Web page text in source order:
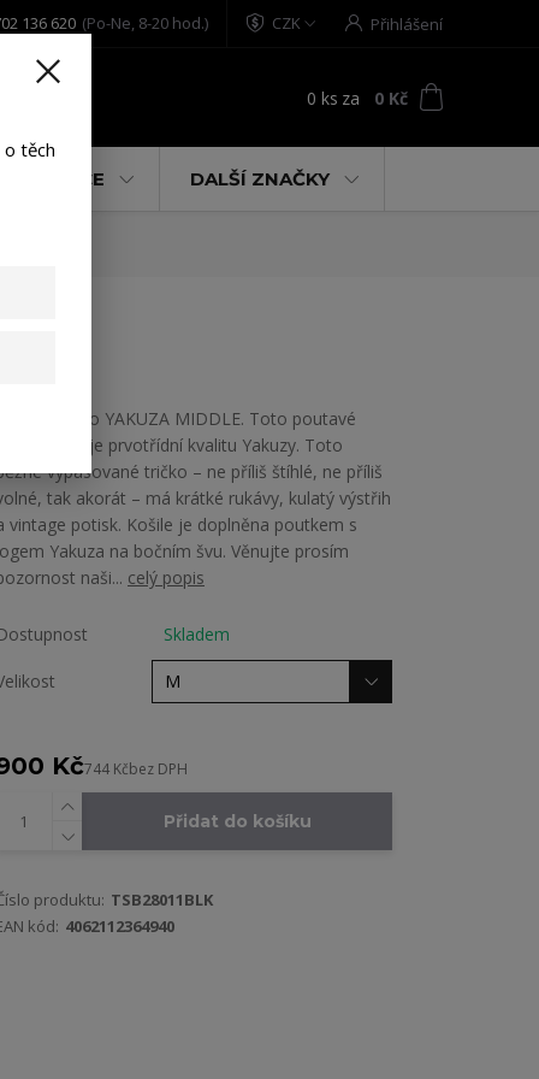
CZK Přihlášení
136 620 (Po-Ne, 8-20 hod.)
0 ks za 0 Kč
% AKCE DALŠÍ ZNAČKY
tričko YAKUZA MIDDLE. Toto poutavé
ukazuje prvotřídní kvalitu Yakuzy. Toto
vypasované tričko – ne příliš štíhlé, ne příliš
tak akorát – má krátké rukávy, kulatý výstřih
vintage potisk. Košile je doplněna poutkem s
Yakuza na bočním švu. Věnujte prosím
naši... celý popis
Skladem
Kč744 Kčbez DPH
Přidat do košíku
produktu: TSB28011BLK
kód: 4062112364940
těch